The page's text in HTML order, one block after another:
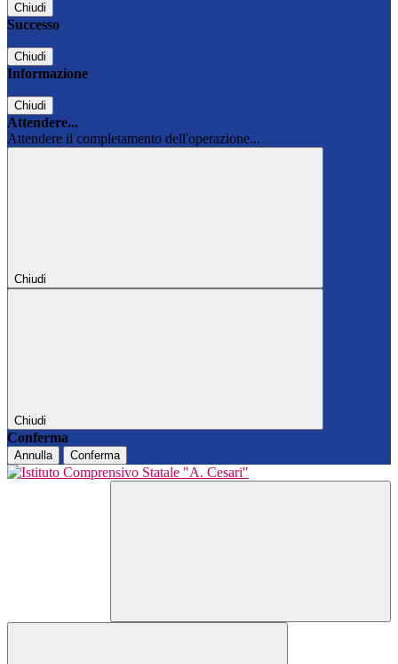
Chiudi
Successo
Chiudi
Informazione
Chiudi
Attendere...
Attendere il completamento dell'operazione...
Chiudi
Chiudi
Conferma
Annulla Conferma